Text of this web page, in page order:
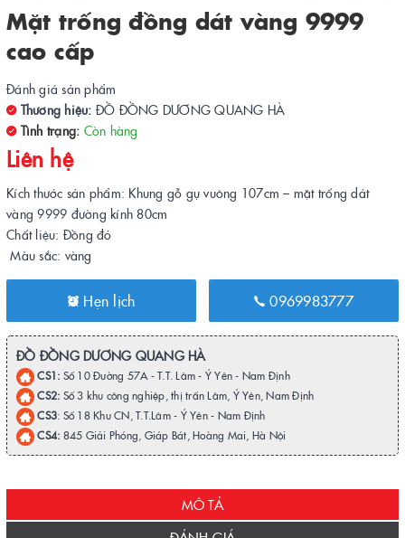
Mặt trống đồng dát vàng 9999
cao cấp
Đánh giá sản phẩm
Thương hiệu: ĐỒ ĐỒNG DƯƠNG QUANG HÀ
Tình trạng: Còn hàng
Liên hệ
Kích thước sản phẩm: Khung gỗ gụ vuông 107cm – mặt trống dát
vàng 9999 đường kính 80cm
Chất liệu: Đồng đỏ
Màu sắc: vàng
Hẹn lịch 0969983777
ĐỒ ĐỒNG DƯƠNG QUANG HÀ
CS1: Số 10 Đường 57A - T.T. Lâm - Ý Yên - Nam Định
CS2: Số 3 khu công nghiệp, thị trấn Lâm, Ý Yên, Nam Định
CS3: Số 18 Khu CN, T.T.Lâm - Ý Yên - Nam Định
CS4: 845 Giải Phóng, Giáp Bát, Hoàng Mai, Hà Nội
MÔ TẢ